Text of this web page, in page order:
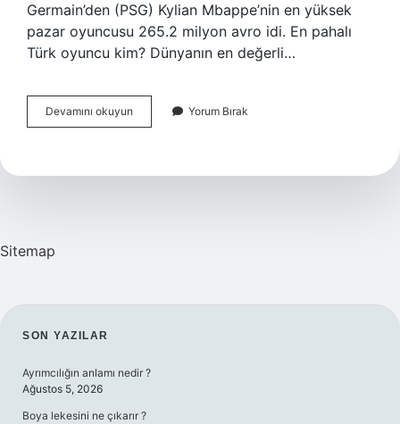
Germain’den (PSG) Kylian Mbappe’nin en yüksek
pazar oyuncusu 265.2 milyon avro idi. En pahalı
Türk oyuncu kim? Dünyanın en değerli…
Devamını okuyun Dünyanın
En
2024
Yorum Bırak
Sitemap
SIDEBAR
SON YAZILAR
Ayrımcılığın anlamı nedir ?
Ağustos 5, 2026
Boya lekesini ne çıkarır ?